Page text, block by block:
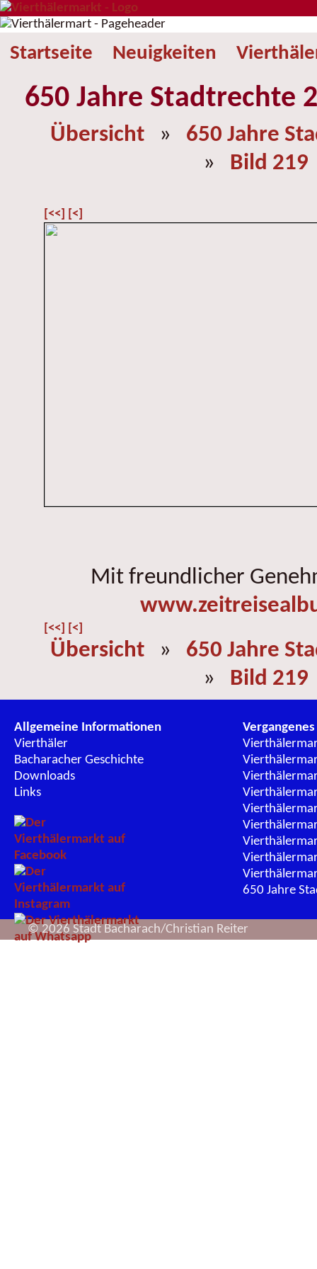
Startseite Neuigkeiten
650 Jahre Stadtrechte
Übersicht » 650 Jahre
» Bild 219
[<<] [<]
Mit freundlicher
[<<] [<]
Übersicht » 650 Jahre
» Bild 219
Allgemeine Informationen
Vierthäler
Bacharacher Geschichte
Downloads
Links
Vergangenes
650 Jahre
© 2026 Stadt Bacharach/Christian Reiter